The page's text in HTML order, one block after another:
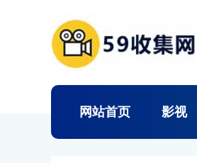
网站首页 影视